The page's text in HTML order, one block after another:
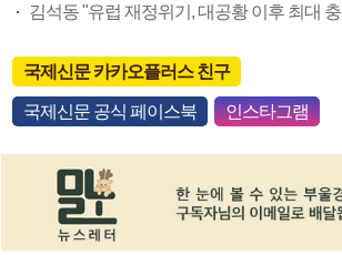
김석동 "유럽 재정위기, 대공황 이후 최대
국제신문 카카오플러스 친구
국제신문 공식 페이스북 인스타그램